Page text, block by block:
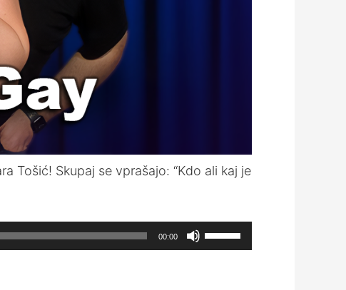
Tošić! Skupaj se vprašajo: “Kdo ali kaj je
00:00
Use
Up/Down